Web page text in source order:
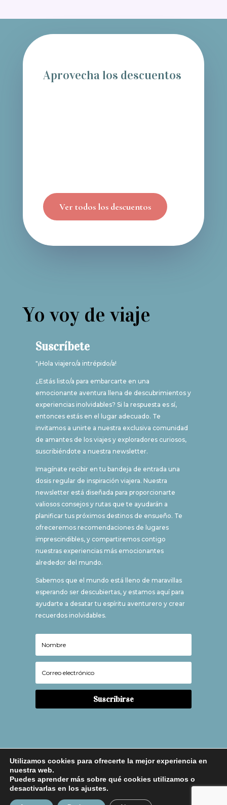
Aprovecha los descuentos
Ver todos los descuentos
Yo voy de viaje
Suscríbete
"¡Hola viajero/a intrépido/a!
¿Estás listo/a para embarcarte en una
emocionante aventura llena de descubrimientos y
experiencias inolvidables? Si la respuesta es sí,
entonces estás en el lugar adecuado. Te
invitamos a unirte a nuestra exclusiva comunidad
de amantes de los viajes y exploradores curiosos,
suscribiéndote a nuestra newsletter.
Imagínate recibir en tu bandeja de entrada una
dosis regular de inspiración viajera. Nuestra
newsletter está diseñada para proporcionarte
valiosos consejos y rutas que te ayudarán a
planificar tus próximos destinos de ensueño. Te
ofreceremos recomendaciones de lugares
imprescindibles, y compartiremos contigo
nuestras experiencias más emocionantes
alrededor del mundo.
Sabemos que el mundo está lleno de maravillas
esperando ser descubiertas, y estamos aquí para
ayudarte a desatar tu espíritu aventurero y crear
recuerdos inolvidables.
Suscribirse
Utilizamos cookies para ofrecerte la mejor experiencia en
nuestra web.
Puedes aprender más sobre qué cookies utilizamos o
desactivarlas en los ajustes.